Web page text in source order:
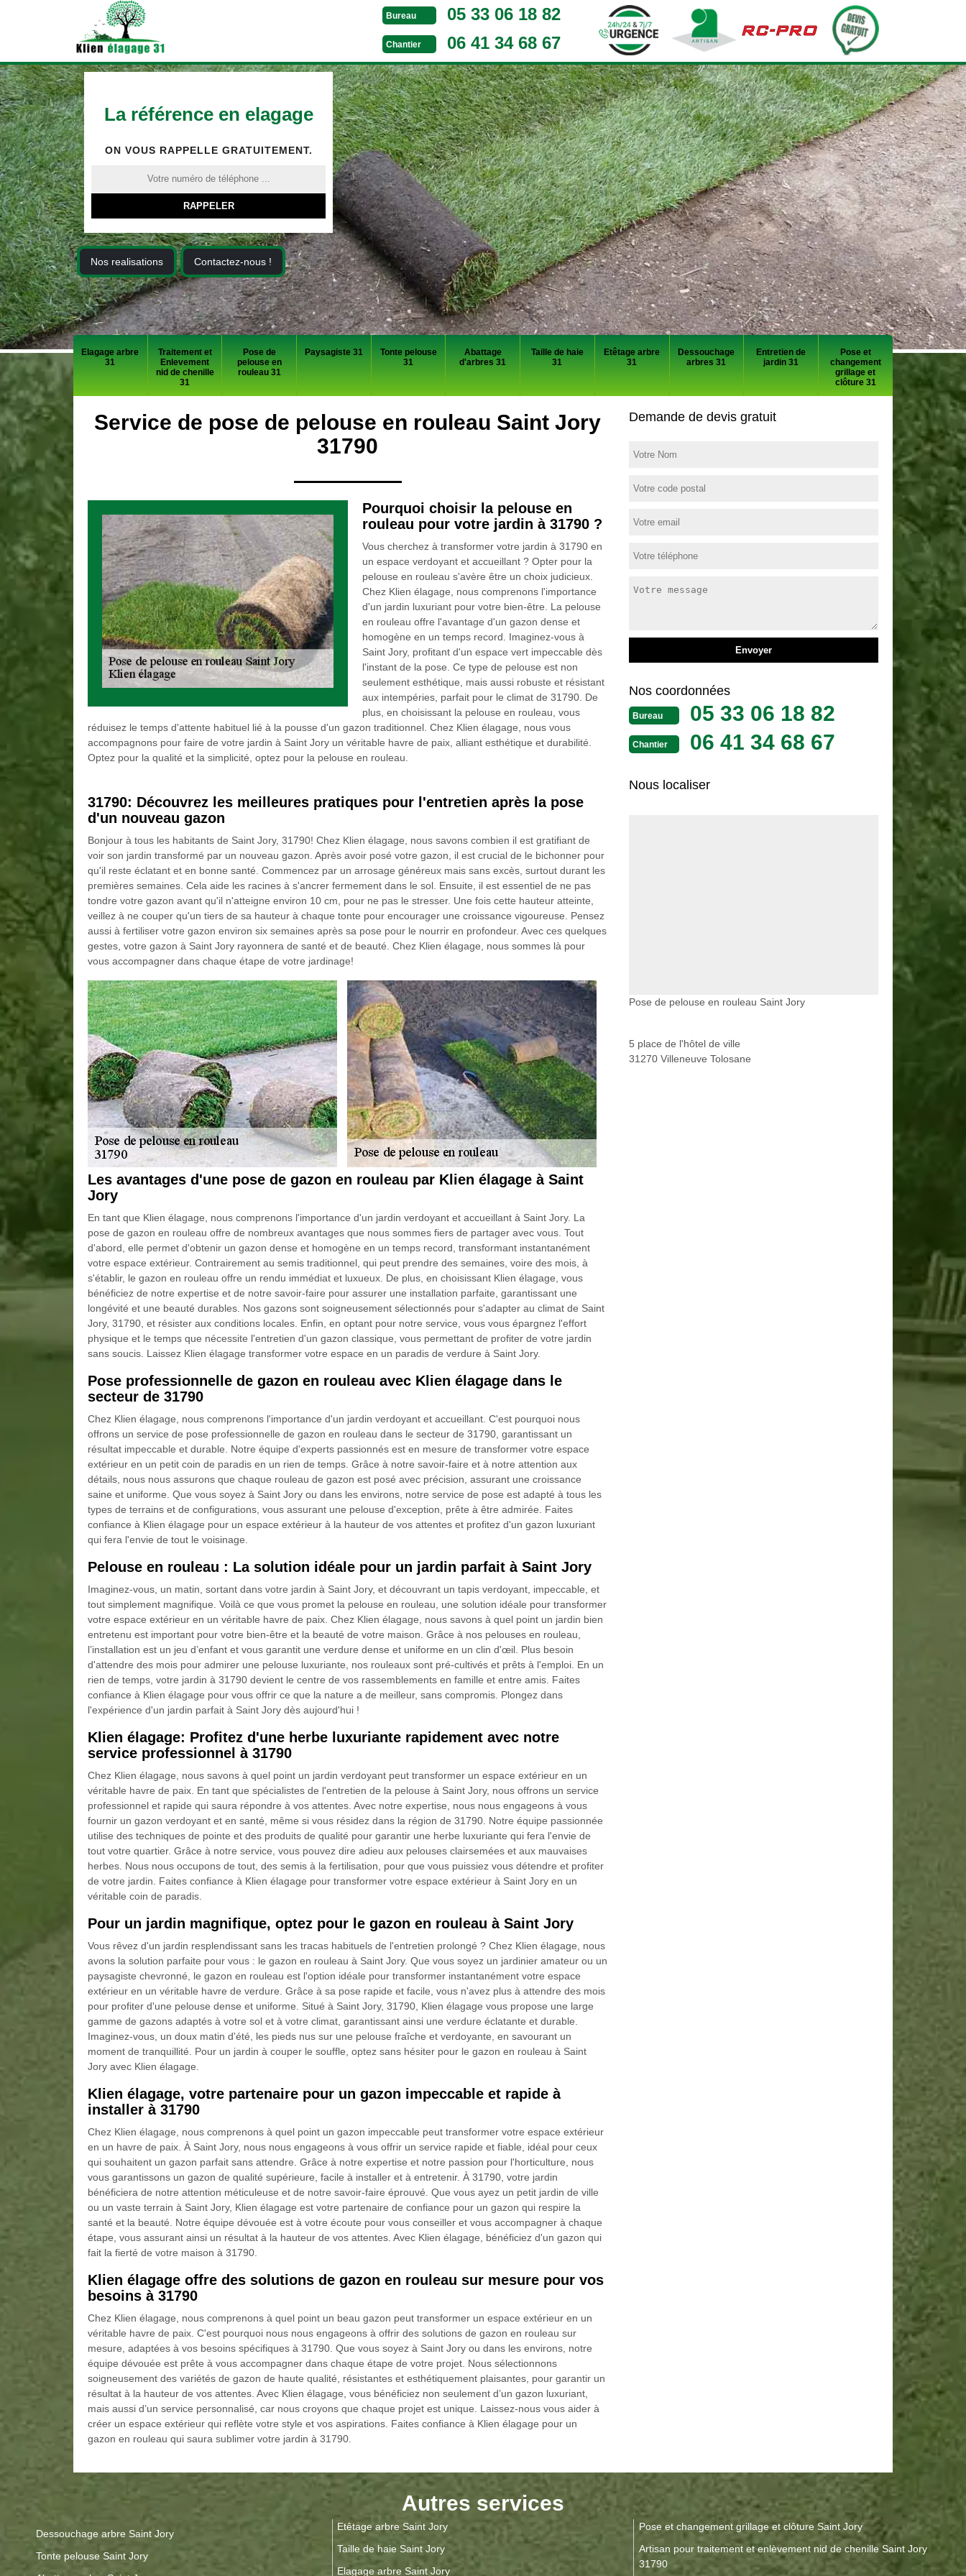
Bureau 05 33 06 18 82
Chantier 06 41 34 68 67
La référence en elagage
ON VOUS RAPPELLE GRATUITEMENT.
Nos realisations Contactez-nous !
Elagage arbre
31
Traitement et
Enlevement
nid de chenille
31
Pose de
pelouse en
rouleau 31
Paysagiste 31
Tonte pelouse
31
Abattage
d'arbres 31
Taille de haie
31
Etêtage arbre
31
Dessouchage
arbres 31
Entretien de
jardin 31
Pose et
changement
grillage et
clôture 31
Service de pose de pelouse en rouleau Saint Jory
31790
Pourquoi choisir la pelouse en
rouleau pour votre jardin à 31790 ?
Vous cherchez à transformer votre jardin à 31790 en
un espace verdoyant et accueillant ? Opter pour la
pelouse en rouleau s'avère être un choix judicieux.
Chez Klien élagage, nous comprenons l'importance
d'un jardin luxuriant pour votre bien-être. La pelouse
en rouleau offre l'avantage d'un gazon dense et
homogène en un temps record. Imaginez-vous à
Saint Jory, profitant d'un espace vert impeccable dès
l'instant de la pose. Ce type de pelouse est non
seulement esthétique, mais aussi robuste et résistant
aux intempéries, parfait pour le climat de 31790. De
plus, en choisissant la pelouse en rouleau, vous
réduisez le temps d'attente habituel lié à la pousse d'un gazon traditionnel. Chez Klien élagage, nous vous
accompagnons pour faire de votre jardin à Saint Jory un véritable havre de paix, alliant esthétique et durabilité.
Optez pour la qualité et la simplicité, optez pour la pelouse en rouleau.
31790: Découvrez les meilleures pratiques pour l'entretien après la pose
d'un nouveau gazon
Bonjour à tous les habitants de Saint Jory, 31790! Chez Klien élagage, nous savons combien il est gratifiant de
voir son jardin transformé par un nouveau gazon. Après avoir posé votre gazon, il est crucial de le bichonner pour
qu'il reste éclatant et en bonne santé. Commencez par un arrosage généreux mais sans excès, surtout durant les
premières semaines. Cela aide les racines à s'ancrer fermement dans le sol. Ensuite, il est essentiel de ne pas
tondre votre gazon avant qu'il n'atteigne environ 10 cm, pour ne pas le stresser. Une fois cette hauteur atteinte,
veillez à ne couper qu'un tiers de sa hauteur à chaque tonte pour encourager une croissance vigoureuse. Pensez
aussi à fertiliser votre gazon environ six semaines après sa pose pour le nourrir en profondeur. Avec ces quelques
gestes, votre gazon à Saint Jory rayonnera de santé et de beauté. Chez Klien élagage, nous sommes là pour
vous accompagner dans chaque étape de votre jardinage!
Les avantages d'une pose de gazon en rouleau par Klien élagage à Saint
Jory
En tant que Klien élagage, nous comprenons l'importance d'un jardin verdoyant et accueillant à Saint Jory. La
pose de gazon en rouleau offre de nombreux avantages que nous sommes fiers de partager avec vous. Tout
d'abord, elle permet d'obtenir un gazon dense et homogène en un temps record, transformant instantanément
votre espace extérieur. Contrairement au semis traditionnel, qui peut prendre des semaines, voire des mois, à
s'établir, le gazon en rouleau offre un rendu immédiat et luxueux. De plus, en choisissant Klien élagage, vous
bénéficiez de notre expertise et de notre savoir-faire pour assurer une installation parfaite, garantissant une
longévité et une beauté durables. Nos gazons sont soigneusement sélectionnés pour s'adapter au climat de Saint
Jory, 31790, et résister aux conditions locales. Enfin, en optant pour notre service, vous vous épargnez l'effort
physique et le temps que nécessite l'entretien d'un gazon classique, vous permettant de profiter de votre jardin
sans soucis. Laissez Klien élagage transformer votre espace en un paradis de verdure à Saint Jory.
Pose professionnelle de gazon en rouleau avec Klien élagage dans le
secteur de 31790
Chez Klien élagage, nous comprenons l'importance d'un jardin verdoyant et accueillant. C'est pourquoi nous
offrons un service de pose professionnelle de gazon en rouleau dans le secteur de 31790, garantissant un
résultat impeccable et durable. Notre équipe d'experts passionnés est en mesure de transformer votre espace
extérieur en un petit coin de paradis en un rien de temps. Grâce à notre savoir-faire et à notre attention aux
détails, nous nous assurons que chaque rouleau de gazon est posé avec précision, assurant une croissance
saine et uniforme. Que vous soyez à Saint Jory ou dans les environs, notre service de pose est adapté à tous les
types de terrains et de configurations, vous assurant une pelouse d'exception, prête à être admirée. Faites
confiance à Klien élagage pour un espace extérieur à la hauteur de vos attentes et profitez d'un gazon luxuriant
qui fera l'envie de tout le voisinage.
Pelouse en rouleau : La solution idéale pour un jardin parfait à Saint Jory
Imaginez-vous, un matin, sortant dans votre jardin à Saint Jory, et découvrant un tapis verdoyant, impeccable, et
tout simplement magnifique. Voilà ce que vous promet la pelouse en rouleau, une solution idéale pour transformer
votre espace extérieur en un véritable havre de paix. Chez Klien élagage, nous savons à quel point un jardin bien
entretenu est important pour votre bien-être et la beauté de votre maison. Grâce à nos pelouses en rouleau,
l’installation est un jeu d’enfant et vous garantit une verdure dense et uniforme en un clin d'œil. Plus besoin
d'attendre des mois pour admirer une pelouse luxuriante, nos rouleaux sont pré-cultivés et prêts à l'emploi. En un
rien de temps, votre jardin à 31790 devient le centre de vos rassemblements en famille et entre amis. Faites
confiance à Klien élagage pour vous offrir ce que la nature a de meilleur, sans compromis. Plongez dans
l'expérience d'un jardin parfait à Saint Jory dès aujourd'hui !
Klien élagage: Profitez d'une herbe luxuriante rapidement avec notre
service professionnel à 31790
Chez Klien élagage, nous savons à quel point un jardin verdoyant peut transformer un espace extérieur en un
véritable havre de paix. En tant que spécialistes de l'entretien de la pelouse à Saint Jory, nous offrons un service
professionnel et rapide qui saura répondre à vos attentes. Avec notre expertise, nous nous engageons à vous
fournir un gazon verdoyant et en santé, même si vous résidez dans la région de 31790. Notre équipe passionnée
utilise des techniques de pointe et des produits de qualité pour garantir une herbe luxuriante qui fera l'envie de
tout votre quartier. Grâce à notre service, vous pouvez dire adieu aux pelouses clairsemées et aux mauvaises
herbes. Nous nous occupons de tout, des semis à la fertilisation, pour que vous puissiez vous détendre et profiter
de votre jardin. Faites confiance à Klien élagage pour transformer votre espace extérieur à Saint Jory en un
véritable coin de paradis.
Pour un jardin magnifique, optez pour le gazon en rouleau à Saint Jory
Vous rêvez d'un jardin resplendissant sans les tracas habituels de l'entretien prolongé ? Chez Klien élagage, nous
avons la solution parfaite pour vous : le gazon en rouleau à Saint Jory. Que vous soyez un jardinier amateur ou un
paysagiste chevronné, le gazon en rouleau est l'option idéale pour transformer instantanément votre espace
extérieur en un véritable havre de verdure. Grâce à sa pose rapide et facile, vous n'avez plus à attendre des mois
pour profiter d'une pelouse dense et uniforme. Situé à Saint Jory, 31790, Klien élagage vous propose une large
gamme de gazons adaptés à votre sol et à votre climat, garantissant ainsi une verdure éclatante et durable.
Imaginez-vous, un doux matin d'été, les pieds nus sur une pelouse fraîche et verdoyante, en savourant un
moment de tranquillité. Pour un jardin à couper le souffle, optez sans hésiter pour le gazon en rouleau à Saint
Jory avec Klien élagage.
Klien élagage, votre partenaire pour un gazon impeccable et rapide à
installer à 31790
Chez Klien élagage, nous comprenons à quel point un gazon impeccable peut transformer votre espace extérieur
en un havre de paix. À Saint Jory, nous nous engageons à vous offrir un service rapide et fiable, idéal pour ceux
qui souhaitent un gazon parfait sans attendre. Grâce à notre expertise et notre passion pour l'horticulture, nous
vous garantissons un gazon de qualité supérieure, facile à installer et à entretenir. À 31790, votre jardin
bénéficiera de notre attention méticuleuse et de notre savoir-faire éprouvé. Que vous ayez un petit jardin de ville
ou un vaste terrain à Saint Jory, Klien élagage est votre partenaire de confiance pour un gazon qui respire la
santé et la beauté. Notre équipe dévouée est à votre écoute pour vous conseiller et vous accompagner à chaque
étape, vous assurant ainsi un résultat à la hauteur de vos attentes. Avec Klien élagage, bénéficiez d'un gazon qui
fait la fierté de votre maison à 31790.
Klien élagage offre des solutions de gazon en rouleau sur mesure pour vos
besoins à 31790
Chez Klien élagage, nous comprenons à quel point un beau gazon peut transformer un espace extérieur en un
véritable havre de paix. C'est pourquoi nous nous engageons à offrir des solutions de gazon en rouleau sur
mesure, adaptées à vos besoins spécifiques à 31790. Que vous soyez à Saint Jory ou dans les environs, notre
équipe dévouée est prête à vous accompagner dans chaque étape de votre projet. Nous sélectionnons
soigneusement des variétés de gazon de haute qualité, résistantes et esthétiquement plaisantes, pour garantir un
résultat à la hauteur de vos attentes. Avec Klien élagage, vous bénéficiez non seulement d’un gazon luxuriant,
mais aussi d’un service personnalisé, car nous croyons que chaque projet est unique. Laissez-nous vous aider à
créer un espace extérieur qui reflète votre style et vos aspirations. Faites confiance à Klien élagage pour un
gazon en rouleau qui saura sublimer votre jardin à 31790.
Demande de devis gratuit
Nos coordonnées
Bureau 05 33 06 18 82
Chantier 06 41 34 68 67
Nous localiser
Pose de pelouse en rouleau Saint Jory
5 place de l'hôtel de ville
31270 Villeneuve Tolosane
Autres services
Dessouchage arbre Saint Jory
Tonte pelouse Saint Jory
Etêtage arbre Saint Jory
Taille de haie Saint Jory
Elagage arbre Saint Jory
Pose et changement grillage et clôture Saint Jory
Artisan pour traitement et enlèvement nid de chenille Saint Jory
31790